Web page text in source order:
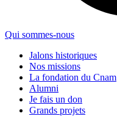
Qui sommes-nous
Jalons historiques
Nos missions
La fondation du Cnam
Alumni
Je fais un don
Grands projets